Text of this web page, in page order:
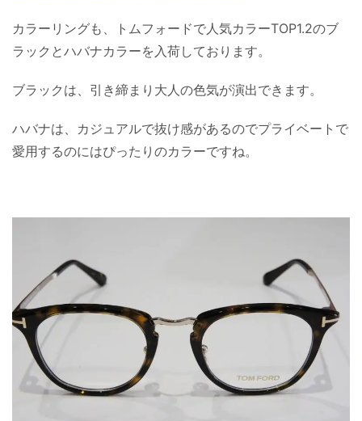
カラーリングも、トムフォードで人気カラーTOP1.2のブ
ラックとハバナカラーを入荷しております。
ブラックは、引き締まり大人の色気が演出できます。
ハバナは、カジュアルで抜け感があるのでプライベートで
愛用するのにはぴったりのカラーですね。